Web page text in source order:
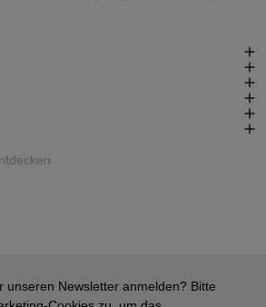
unseren Newsletter anmelden? Bitte